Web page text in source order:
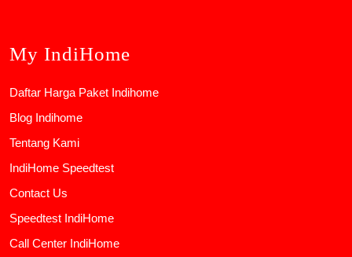
My IndiHome
Daftar Harga Paket Indihome
Blog Indihome
Tentang Kami
IndiHome Speedtest
Contact Us
Speedtest IndiHome
Call Center IndiHome